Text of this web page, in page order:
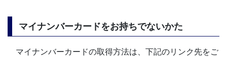
マイナンバーカードをお持ちでないかた
マイナンバーカードの取得方法は、下記のリンク先をご